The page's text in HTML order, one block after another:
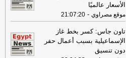
الأسعار عالميًا
موقع مصراوي -
21:07:20
تاون جاس: كسر بخط غاز
الإسماعيلية بسبب أعمال حفر
دون تنسيق